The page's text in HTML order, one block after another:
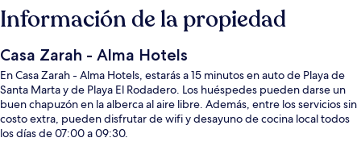
Información de la propiedad
Casa Zarah - Alma Hotels
En Casa Zarah - Alma Hotels, estarás a 15 minutos en auto de Playa de
Santa Marta y de Playa El Rodadero. Los huéspedes pueden darse un
buen chapuzón en la alberca al aire libre. Además, entre los servicios sin
costo extra, pueden disfrutar de wifi y desayuno de cocina local todos
los días de 07:00 a 09:30.